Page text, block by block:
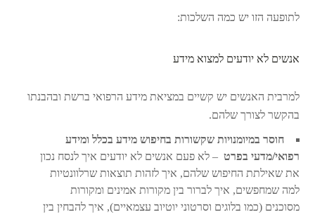
לתופעה הזו יש כמה השלכות:
אנשים לא יודעים למצוא מידע
למרבית האנשים יש קשיים במציאת מידע הרפואי ברשת ובהבנתו
בהקשר לצורך שלהם.
חוסר במיומנויות שקשורות בחיפוש מידע בכלל ומידע
רפואי/מדעי בפרט – לא פעם אנשים לא יודעים איך לנסח נכון
את שאילתת החיפוש שלהם, איך לזהות תוצאות שרלוונטיות
למה שמחפשים, איך לברור בין מקורות אמינים ומקורות
מסוכנים (כמו בלוגים וסרטוני יוטיוב עצמאיים), איך להבחין בין